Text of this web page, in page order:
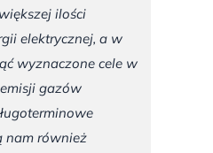
ilości
elektrycznej, a w
wyznaczone cele w
gazów
nam również